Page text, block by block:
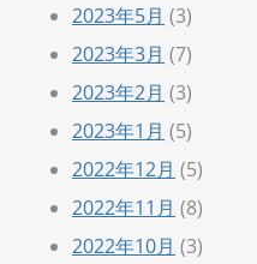
2023年5月 (3)
2023年3月 (7)
2023年2月 (3)
2023年1月 (5)
2022年12月 (5)
2022年11月 (8)
2022年10月 (3)